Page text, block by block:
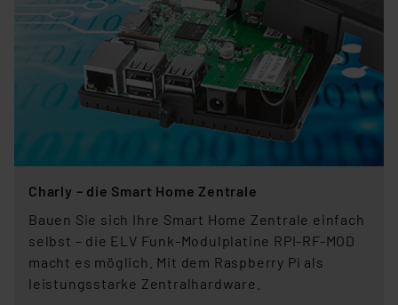
Charly – die Smart Home Zentrale
Bauen Sie sich Ihre Smart Home Zentrale einfach
selbst – die ELV Funk-Modulplatine RPI-RF-MOD
macht es möglich. Mit dem Raspberry Pi als
leistungsstarke Zentralhardware.